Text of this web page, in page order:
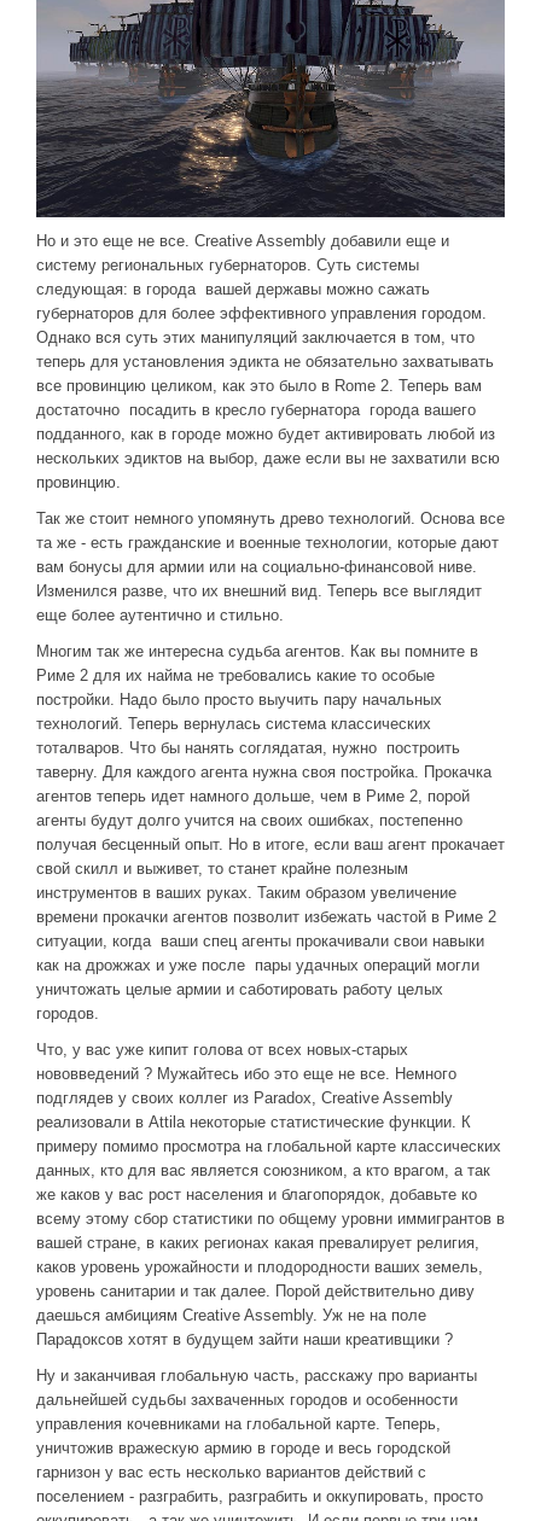
Но и это еще не все. Creative Assembly добавили еще и
систему региональных губернаторов. Суть системы
следующая: в города вашей державы можно сажать
губернаторов для более эффективного управления городом.
Однако вся суть этих манипуляций заключается в том, что
теперь для установления эдикта не обязательно захватывать
все провинцию целиком, как это было в Rome 2. Теперь вам
достаточно посадить в кресло губернатора города вашего
подданного, как в городе можно будет активировать любой из
нескольких эдиктов на выбор, даже если вы не захватили всю
провинцию.
Так же стоит немного упомянуть древо технологий. Основа все
та же - есть гражданские и военные технологии, которые дают
вам бонусы для армии или на социально-финансовой ниве.
Изменился разве, что их внешний вид. Теперь все выглядит
еще более аутентично и стильно.
Многим так же интересна судьба агентов. Как вы помните в
Риме 2 для их найма не требовались какие то особые
постройки. Надо было просто выучить пару начальных
технологий. Теперь вернулась система классических
тоталваров. Что бы нанять соглядатая, нужно построить
таверну. Для каждого агента нужна своя постройка. Прокачка
агентов теперь идет намного дольше, чем в Риме 2, порой
агенты будут долго учится на своих ошибках, постепенно
получая бесценный опыт. Но в итоге, если ваш агент прокачает
свой скилл и выживет, то станет крайне полезным
инструментов в ваших руках. Таким образом увеличение
времени прокачки агентов позволит избежать частой в Риме 2
ситуации, когда ваши спец агенты прокачивали свои навыки
как на дрожжах и уже после пары удачных операций могли
уничтожать целые армии и саботировать работу целых
городов.
Что, у вас уже кипит голова от всех новых-старых
нововведений ? Мужайтесь ибо это еще не все. Немного
подглядев у своих коллег из Paradox, Creative Assembly
реализовали в Attila некоторые статистические функции. К
примеру помимо просмотра на глобальной карте классических
данных, кто для вас является союзником, а кто врагом, а так
же каков у вас рост населения и благопорядок, добавьте ко
всему этому сбор статистики по общему уровни иммигрантов в
вашей стране, в каких регионах какая превалирует религия,
каков уровень урожайности и плодородности ваших земель,
уровень санитарии и так далее. Порой действительно диву
даешься амбициям Creative Assembly. Уж не на поле
Парадоксов хотят в будущем зайти наши креативщики ?
Ну и заканчивая глобальную часть, расскажу про варианты
дальнейшей судьбы захваченных городов и особенности
управления кочевниками на глобальной карте. Теперь,
уничтожив вражескую армию в городе и весь городской
гарнизон у вас есть несколько вариантов действий с
поселением - разграбить, разграбить и оккупировать, просто